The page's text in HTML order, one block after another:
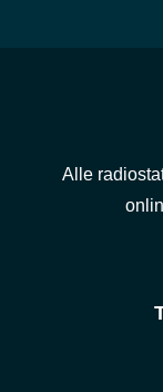
Alle